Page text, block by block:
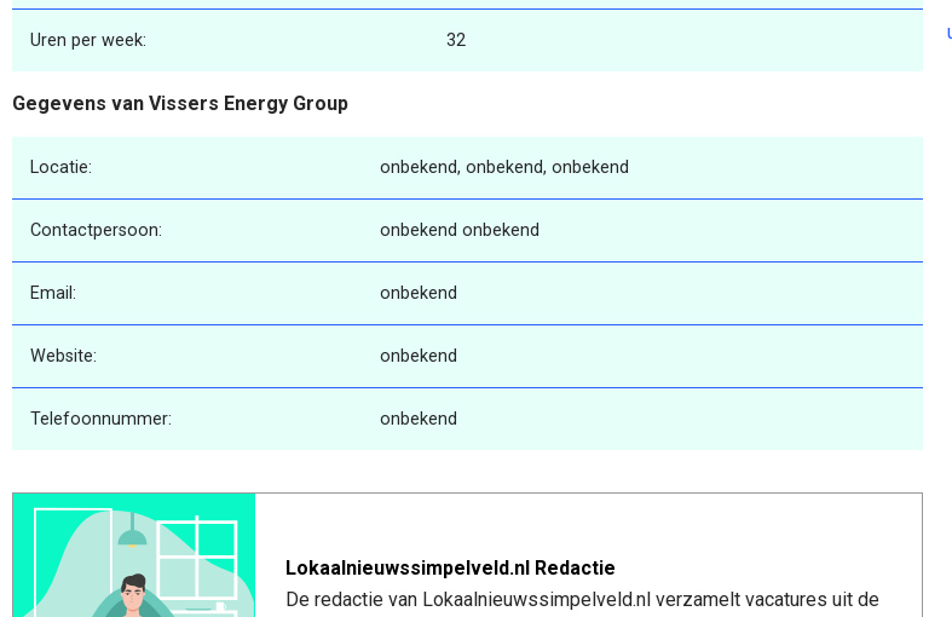
Uren per week: 32
Gegevens van Vissers Energy Group
Locatie: onbekend, onbekend, onbekend
Contactpersoon: onbekend onbekend
Email: onbekend
Website: onbekend
Telefoonnummer: onbekend
Lokaalnieuwssimpelveld.nl Redactie
De redactie van Lokaalnieuwssimpelveld.nl verzamelt vacatures uit de